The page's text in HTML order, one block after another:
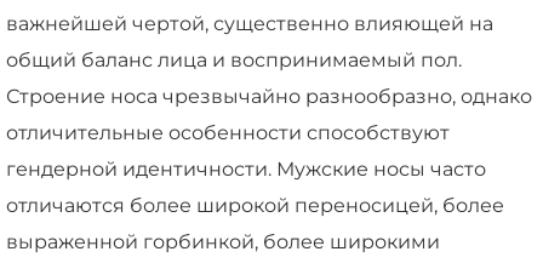
важнейшей чертой, существенно влияющей на
общий баланс лица и воспринимаемый пол.
Строение носа чрезвычайно разнообразно, однако
отличительные особенности способствуют
гендерной идентичности. Мужские носы часто
отличаются более широкой переносицей, более
выраженной горбинкой, более широкими